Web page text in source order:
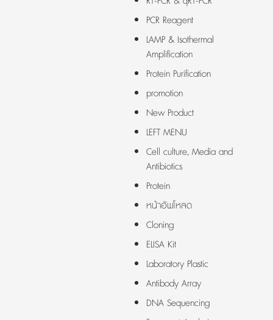
PCR Reagent
LAMP & Isothermal
Amplification
Protein Purification
promotion
New Product
LEFT MENU
Cell culture, Media and
Antibiotics
Protein
หน้าอัพโหลด
Cloning
ELISA Kit
Laboratory Plastic
Antibody Array
DNA Sequencing